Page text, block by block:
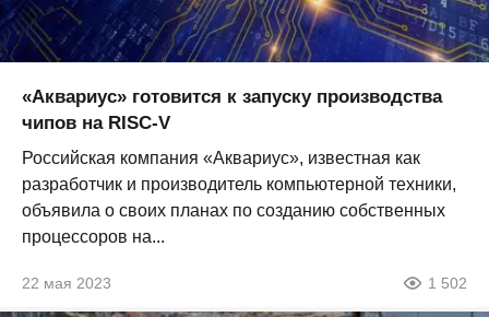
«Аквариус» готовится к запуску производства
чипов на RISC-V
Российская компания «Аквариус», известная как
разработчик и производитель компьютерной техники,
объявила о своих планах по созданию собственных
процессоров на...
22 мая 2023 1 502